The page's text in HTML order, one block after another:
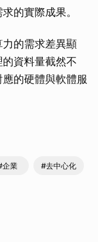
的實際成果。
的需求差異顯
資料量截然不
的硬體與軟體服
企業 #去中心化